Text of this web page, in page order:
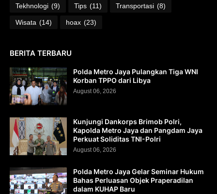
Tekhnologi (9) Tips (11) Transportasi (8)
Wisata (14) hoax (23)
BERITA TERBARU
Polda Metro Jaya Pulangkan Tiga WNI
Korban TPPO dari Libya
August 06, 2026
Kunjungi Dankorps Brimob Polri,
Kapolda Metro Jaya dan Pangdam Jaya
Perkuat Soliditas TNI-Polri
August 06, 2026
Polda Metro Jaya Gelar Seminar Hukum
Bahas Perluasan Objek Praperadilan
dalam KUHAP Baru